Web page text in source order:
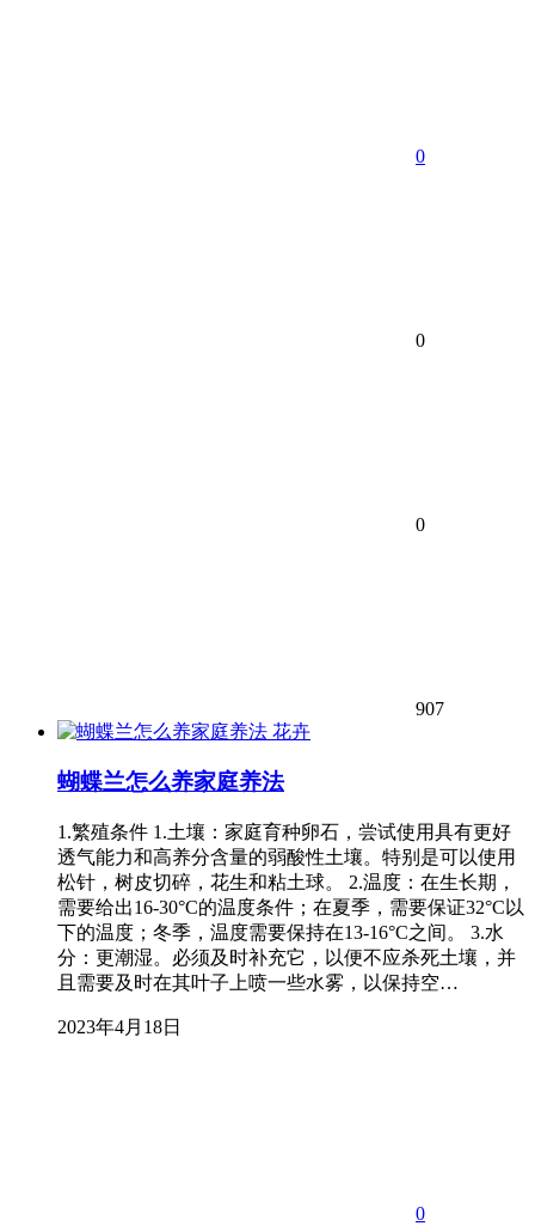
0
0
0
907
花卉
蝴蝶兰怎么养家庭养法
1.繁殖条件 1.土壤：家庭育种卵石，尝试使用具有更好
透气能力和高养分含量的弱酸性土壤。特别是可以使用
松针，树皮切碎，花生和粘土球。 2.温度：在生长期，
需要给出16-30°C的温度条件；在夏季，需要保证32°C以
下的温度；冬季，温度需要保持在13-16°C之间。 3.水
分：更潮湿。必须及时补充它，以便不应杀死土壤，并
且需要及时在其叶子上喷一些水雾，以保持空…
2023年4月18日
0